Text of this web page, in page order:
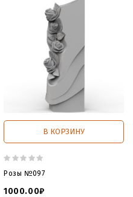
В КОРЗИНУ
Розы №097
1000.00₽